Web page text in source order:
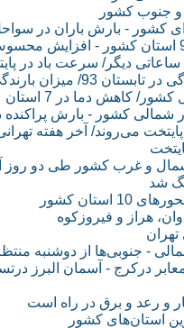
و جنوب کشور
کشور - بارش باران در
دیگر/ سرعت باد در پایتخت 32 كیلومتر
کاهش دما در 7 استان
کشور - بارش پراکنده در تهران
می‌روند/ آخر هفته
و غرب کشور طی دو روز
شد
کشور
هراز و فیروزکوه
تهران
- جنوبی‌ها از دوشنبه
درکرج - آسمان البرز
و رعد و برق در راه است
استان‌های کشور